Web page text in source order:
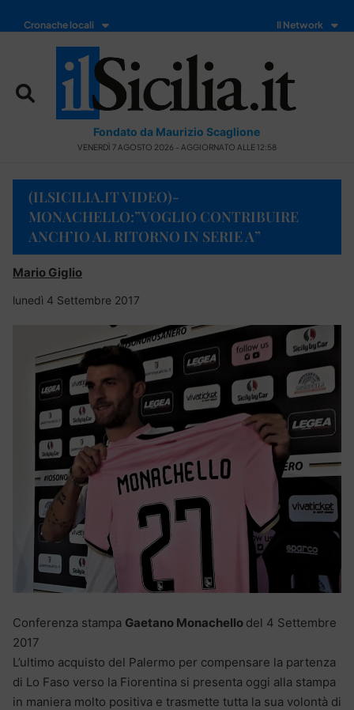
Cronache locali Il Network
Fondato da Maurizio Scaglione
VENERDÌ 7 AGOSTO 2026 - AGGIORNATO ALLE 12:58
(ILSICILIA.IT VIDEO)-
MONACHELLO:”VOGLIO CONTRIBUIRE
ANCH’IO AL RITORNO IN SERIE A”
Mario Giglio
lunedì 4 Settembre 2017
Conferenza stampa Gaetano Monachello del 4 Settembre
2017
L’ultimo acquisto del Palermo per compensare la partenza
di Lo Faso verso la Fiorentina si presenta oggi alla stampa
in maniera molto positiva e trasmette tutta la sua volontà di